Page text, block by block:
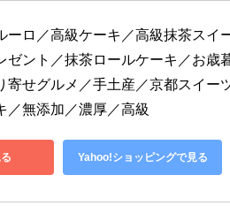
ーロ／高級ケーキ／高級抹茶スイ
ゼント／抹茶ロールケーキ／お歳
寄せグルメ／手土産／京都スイー
／無添加／濃厚／高級
Yahoo!ショッピングで見る